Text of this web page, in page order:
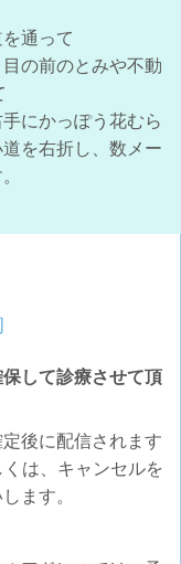
通って
の前のとみや不動
にかっぽう花むら
を右折し、数メー
して診療させて頂
後に配信されます
は、キャンセルを
ます。